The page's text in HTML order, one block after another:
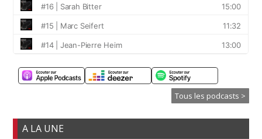
Tous les podcasts >
A LA UNE